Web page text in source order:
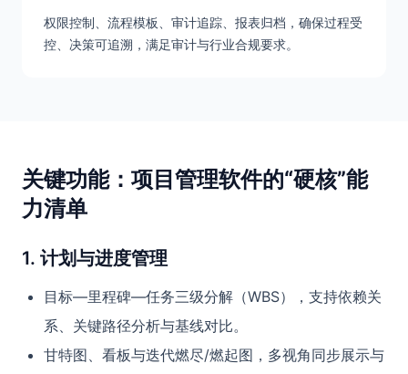
权限控制、流程模板、审计追踪、报表归档，确保过程受
控、决策可追溯，满足审计与行业合规要求。
关键功能：项目管理软件的“硬核”能
力清单
1. 计划与进度管理
目标—里程碑—任务三级分解（WBS），支持依赖关
系、关键路径分析与基线对比。
甘特图、看板与迭代燃尽/燃起图，多视角同步展示与